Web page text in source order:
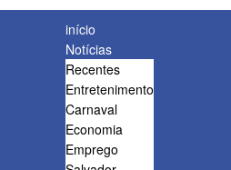
início
Notícias
Recentes
Entretenimento
Carnaval
Economia
Emprego